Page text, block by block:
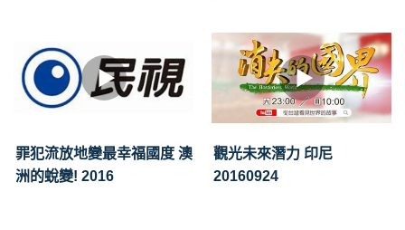
罪犯流放地變最幸福國度 澳
洲的蛻變! 2016
觀光未來潛力 印尼
20160924